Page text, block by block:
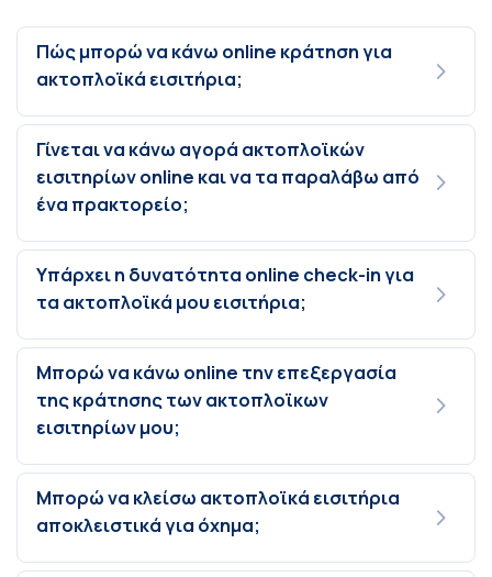
Πώς μπορώ να κάνω online κράτηση για
ακτοπλοϊκά εισιτήρια;
Γίνεται να κάνω αγορά ακτοπλοϊκών
εισιτηρίων online και να τα παραλάβω από
ένα πρακτορείο;
Υπάρχει η δυνατότητα online check-in για
τα ακτοπλοϊκά μου εισιτήρια;
Μπορώ να κάνω online την επεξεργασία
της κράτησης των ακτοπλοϊκων
εισιτηρίων μου;
Μπορώ να κλείσω ακτοπλοϊκά εισιτήρια
αποκλειστικά για όχημα;